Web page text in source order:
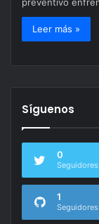
Leer más »
Síguenos
0
Seguidores
1
Seguidores